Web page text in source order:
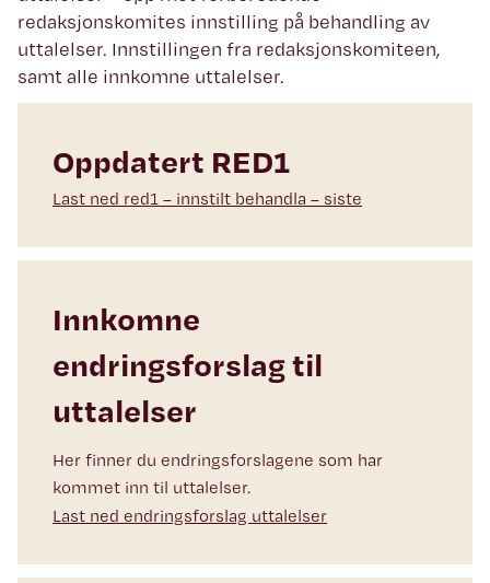
redaksjonskomites innstilling på behandling av
uttalelser. Innstillingen fra redaksjonskomiteen,
samt alle innkomne uttalelser.
Oppdatert RED1
Last ned red1 – innstilt behandla – siste
Innkomne
endringsforslag til
uttalelser
Her finner du endringsforslagene som har
kommet inn til uttalelser.
Last ned endringsforslag uttalelser